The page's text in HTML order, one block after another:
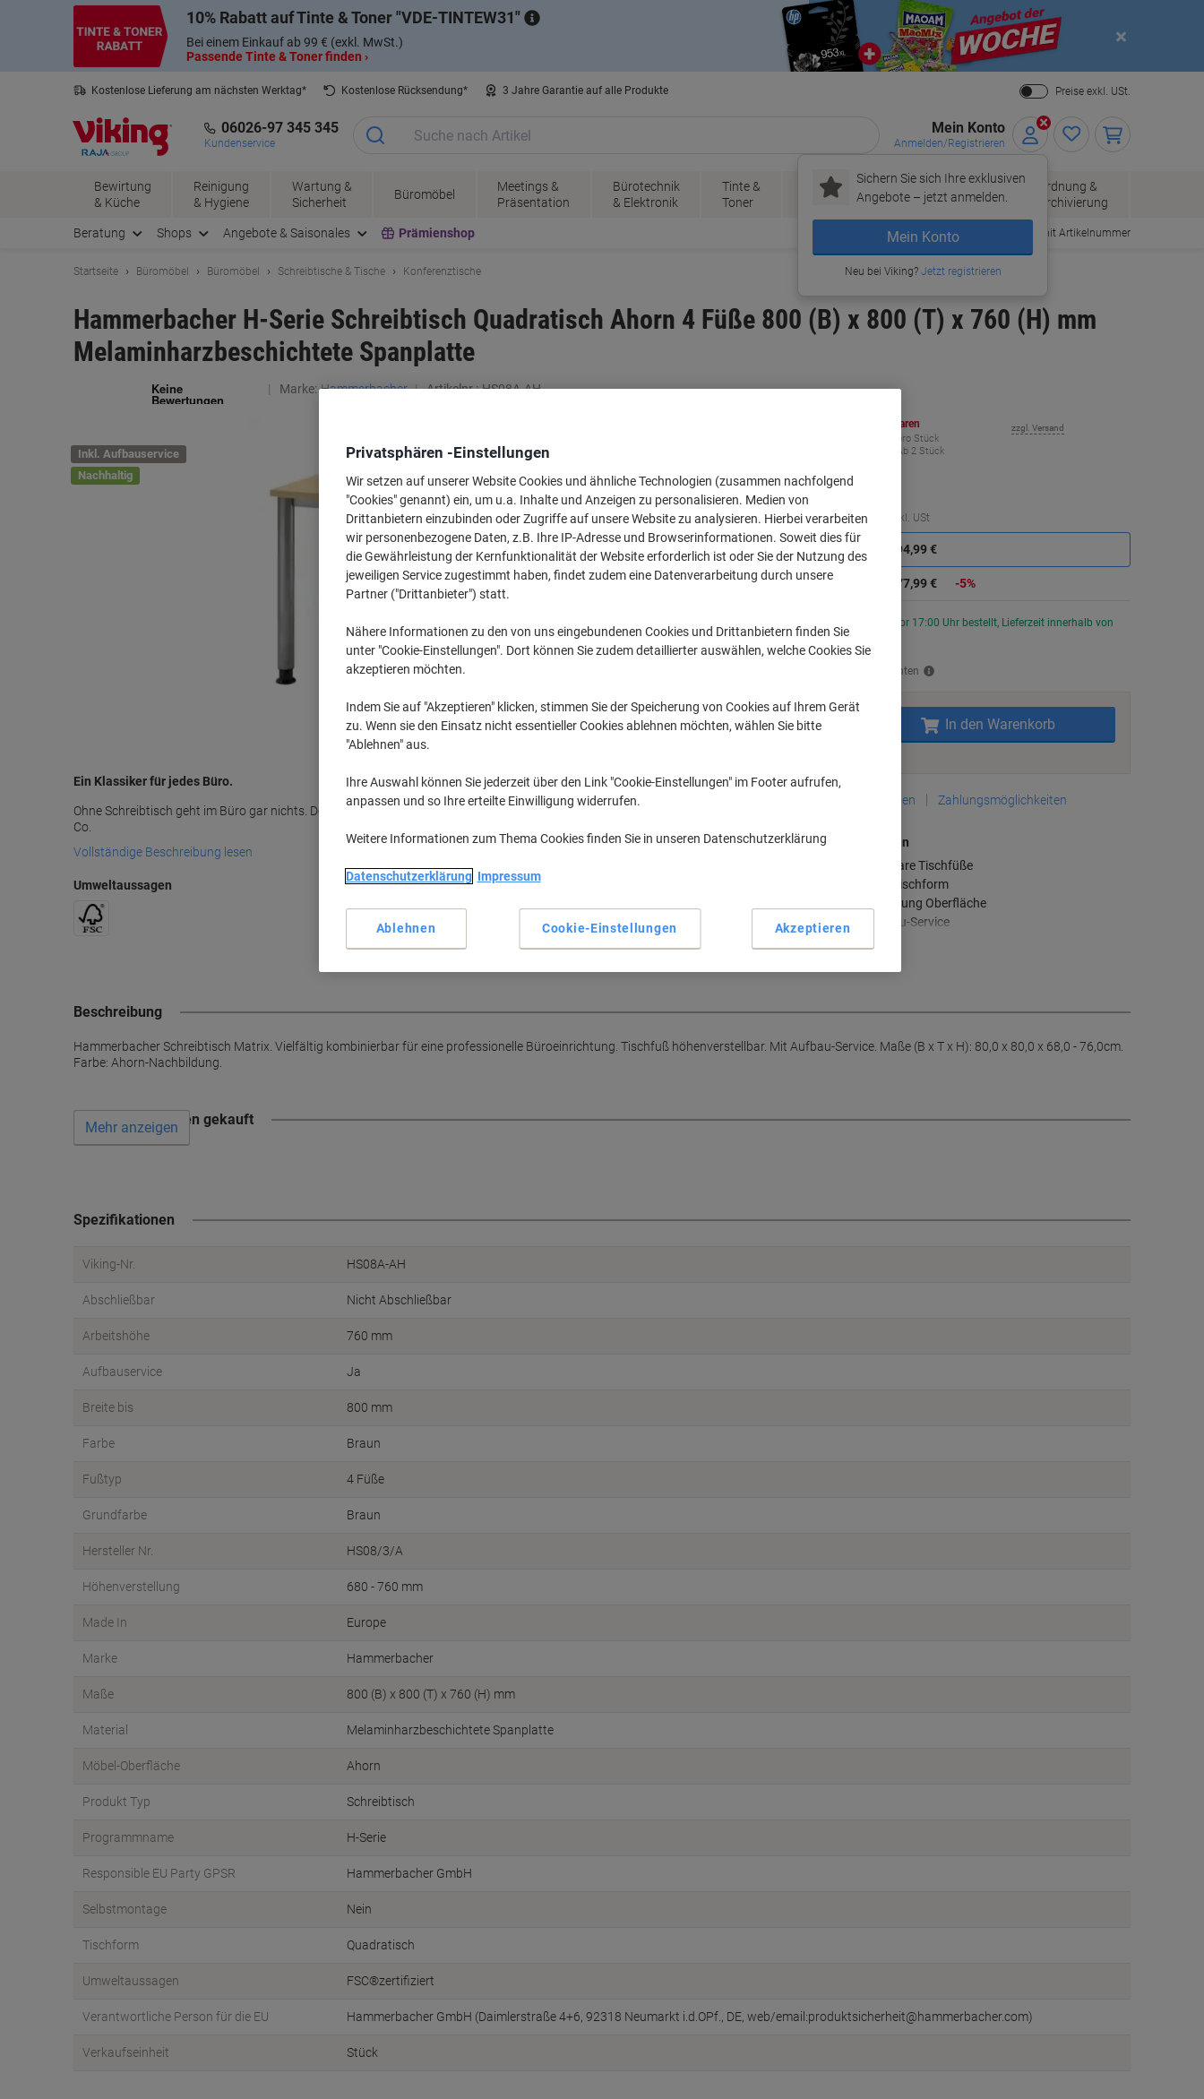
10% Rabatt auf Tinte & Toner VDE-TINTEW31
Bei einem Einkauf ab 99 € (exkl. MwSt.)
Passende Tinte & Toner finden ›
Close
Kostenlose Lieferung am nächsten Werktag* Kostenlose Rücksendung* 3 Jahre Garantie auf alle Produkte Preise exkl. USt.
06026-97 345 345
Kundenservice
Mein Konto
Anmelden/Registrieren
Sichern Sie sich Ihre exklusiven
Angebote – jetzt anmelden.
Mein Konto
Neu bei Viking?Jetzt registrieren
Bewirtung
& Küche
Reinigung
& Hygiene
Wartung &
Sicherheit
Büromöbel
Meetings &
Präsentation
Bürotechnik
& Elektronik
Tinte &
Toner
Papier, Versand
& Pakete
Bürobedarf
Ordnung &
Archivierung
Beratung Shops Angebote & Saisonales Prämienshop Bestellen mit Artikelnummer
Startseite Büromöbel Büromöbel Schreibtische & Tische Konferenztische
Hammerbacher H-Serie Schreibtisch Quadratisch Ahorn 4 Füße 800 (B) x 800 (T) x 760 (H) mm
Melaminharzbeschichtete Spanplatte
Marke: Hammerbacher Artikelnr.: HS08A-AH
Inkl. Aufbauservice
Nachhaltig
Ein Klassiker für jedes Büro.
Ohne Schreibtisch geht im Büro gar nichts. Der rechteckige Matrix Schreibtisch bietet einen festen Stand für PC, Telefon &
Co.
Vollständige Beschreibung lesen
Umweltaussagen
Mehr Sparen
pro Stück
Ab 2 Stück
zzgl. Versand
Menge exkl. USt
1 294,99 €
2+Stück 277,99 € -5%
Vor 17:00 Uhr bestellt, Lieferzeit innerhalb von
14-17 Werktagen
Versand durch Lieferanten
Menge
In den Warenkorb
Lieferinformationen Zahlungsmöglichkeiten
Haupteigenschaften
Höhenverstellbare Tischfüße
Quadratische Tischform
Ahorn-Nachbildung Oberfläche
Inklusive Aufbau-Service
Mehr anzeigen
Beschreibung
Hammerbacher Schreibtisch Matrix. Vielfältig kombinierbar für eine professionelle Büroeinrichtung. Tischfuß höhenverstellbar. Mit Aufbau-Service. Maße (B x T x H): 80,0 x 80,0 x 68,0 - 76,0cm.
Farbe: Ahorn-Nachbildung.
Wird oft zusammen gekauft
Mehr anzeigen
Spezifikationen
Viking-Nr. HS08A-AH
Abschließbar Nicht Abschließbar
Arbeitshöhe 760 mm
Aufbauservice Ja
Breite bis 800 mm
Farbe Braun
Fußtyp 4 Füße
Grundfarbe Braun
Hersteller Nr. HS08/3/A
Höhenverstellung 680 - 760 mm
Made In Europe
Marke Hammerbacher
Maße 800 (B) x 800 (T) x 760 (H) mm
Material Melaminharzbeschichtete Spanplatte
Möbel-Oberfläche Ahorn
Produkt Typ Schreibtisch
Programmname H-Serie
Responsible EU Party GPSR Hammerbacher GmbH
Selbstmontage Nein
Tischform Quadratisch
Umweltaussagen FSC®zertifiziert
Verantwortliche Person für die EU Hammerbacher GmbH (Daimlerstraße 4+6, 92318 Neumarkt i.d.OPf., DE, web/email:produktsicherheit@hammerbacher.com)
Verkaufseinheit Stück
Privatsphären -Einstellungen
Wir setzen auf unserer Website Cookies und ähnliche Technologien (zusammen nachfolgend
"Cookies" genannt) ein, um u.a. Inhalte und Anzeigen zu personalisieren. Medien von
Drittanbietern einzubinden oder Zugriffe auf unsere Website zu analysieren. Hierbei verarbeiten
wir personenbezogene Daten, z.B. Ihre IP-Adresse und Browserinformationen. Soweit dies für
die Gewährleistung der Kernfunktionalität der Website erforderlich ist oder Sie der Nutzung des
jeweiligen Service zugestimmt haben, findet zudem eine Datenverarbeitung durch unsere
Partner ("Drittanbieter") statt.
Nähere Informationen zu den von uns eingebundenen Cookies und Drittanbietern finden Sie
unter "Cookie-Einstellungen". Dort können Sie zudem detaillierter auswählen, welche Cookies Sie
akzeptieren möchten.
Indem Sie auf "Akzeptieren" klicken, stimmen Sie der Speicherung von Cookies auf Ihrem Gerät
zu. Wenn sie den Einsatz nicht essentieller Cookies ablehnen möchten, wählen Sie bitte
"Ablehnen" aus.
Ihre Auswahl können Sie jederzeit über den Link "Cookie-Einstellungen" im Footer aufrufen,
anpassen und so Ihre erteilte Einwilligung widerrufen.
Weitere Informationen zum Thema Cookies finden Sie in unseren Datenschutzerklärung
Datenschutzerklärung Impressum
Cookie-Einstellungen
Ablehnen Akzeptieren